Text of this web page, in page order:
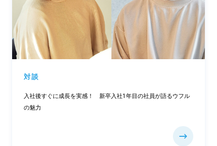
対談
入社後すぐに成長を実感！ 新卒入社1年目の社員が語るウフル
の魅力